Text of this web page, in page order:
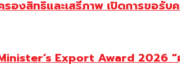
องสิทธิและเสรีภาพ เปิดการขอรั
Export Award